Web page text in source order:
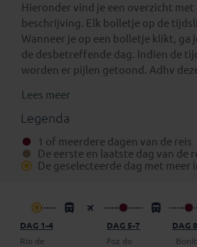
Hieronder vind je een overzicht met
beschrijving. Elk bolletje op de
Wanneer je op een bolletje klikt, ga
de desbetreffende dag. Indien de
worden er pijlen getoond. Adhv
Een verlenging voor na de reis
Eventuele standaard verlengingen
kun je vinden onder het aparte
Daarnaast is het mogelijk om bij
boekingsformulier) een vrijblijvend
vragen om een dag (of meer) op
Lees meer
Legenda
1 of meerdere dagen van de reis
De eerste en laatste dag van de
De geselecteerde dag met meer
DAG 1-4
Rio de
DAG 5-7
Foz do
DAG